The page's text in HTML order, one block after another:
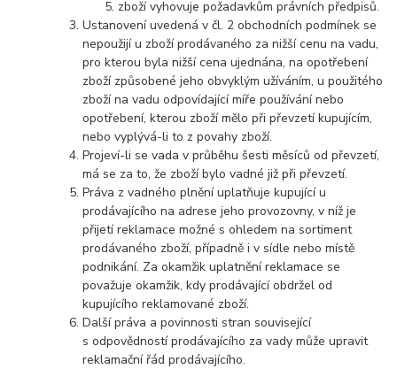
zboží vyhovuje požadavkům právních předpisů.
Ustanovení uvedená v čl. 2 obchodních podmínek se
nepoužijí u zboží prodávaného za nižší cenu na vadu,
pro kterou byla nižší cena ujednána, na opotřebení
zboží způsobené jeho obvyklým užíváním, u použitého
zboží na vadu odpovídající míře používání nebo
opotřebení, kterou zboží mělo při převzetí kupujícím,
nebo vyplývá-li to z povahy zboží.
Projeví-li se vada v průběhu šesti měsíců od převzetí,
má se za to, že zboží bylo vadné již při převzetí.
Práva z vadného plnění uplatňuje kupující u
prodávajícího na adrese jeho provozovny, v níž je
přijetí reklamace možné s ohledem na sortiment
prodávaného zboží, případně i v sídle nebo místě
podnikání. Za okamžik uplatnění reklamace se
považuje okamžik, kdy prodávající obdržel od
kupujícího reklamované zboží.
Další práva a povinnosti stran související
s odpovědností prodávajícího za vady může upravit
reklamační řád prodávajícího.